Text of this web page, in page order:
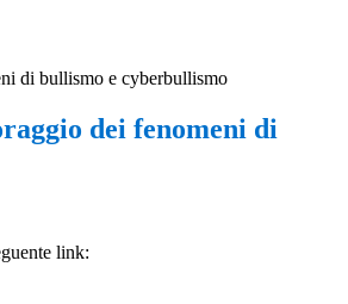
di bullismo e cyberbullismo
dei fenomeni di
link: